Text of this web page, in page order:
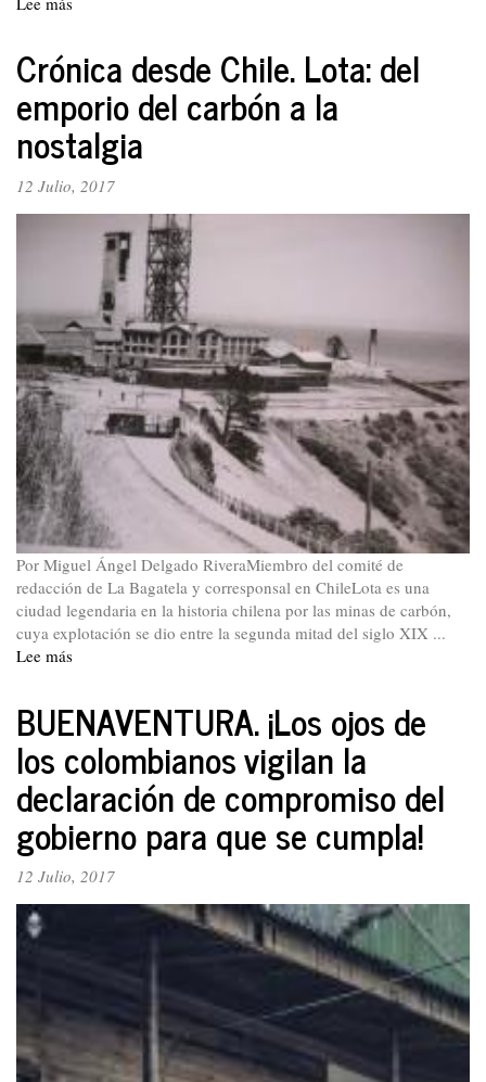
del
criterio
patriarcal.
¡Una
nueva
paternidad
posible!
Crónica desde Chile. Lota: del
emporio del carbón a la
nostalgia
12 Julio, 2017
Por Miguel Ángel Delgado RiveraMiembro del comité de
redacción de La Bagatela y corresponsal en ChileLota es una
ciudad legendaria en la historia chilena por las minas de carbón,
cuya explotación se dio entre la segunda mitad del siglo XIX ...
Lee más
Chile.
Lota:
del
emporio
del
carbón
la
nostalgia
BUENAVENTURA. ¡Los ojos de
los colombianos vigilan la
declaración de compromiso del
gobierno para que se cumpla!
12 Julio, 2017